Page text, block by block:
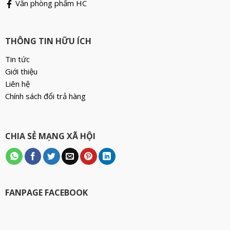
Văn phòng phẩm HC
THÔNG TIN HỮU ÍCH
Tin tức
Giới thiệu
Liên hệ
Chính sách đổi trả hàng
CHIA SẺ MẠNG XÃ HỘI
FANPAGE FACEBOOK